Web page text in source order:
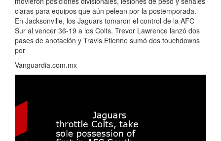
claras para equipos que aún pelean por la postemporada.
En Jacksonville, los Jaguars tomaron el control de la AFC
Sur al vencer 36-19 a los Colts. Trevor Lawrence lanzó dos
pases de anotación y Travis Etienne sumó dos touchdowns
por
Vanguardia.com.mx